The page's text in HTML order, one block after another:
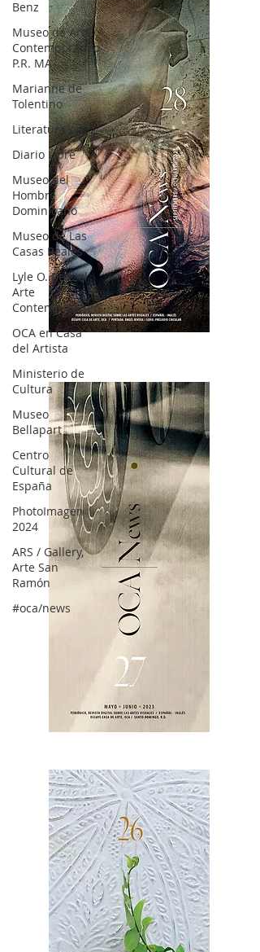
Benz
Museo de Arte
Contemporáneo
P.R. MA
Marianne de
Tolentino
Literatura
Diario Libre
Museo del
Hombre
Dominicano
Museo de Las
Casas Reales
Lyle O. Reitzel
Arte
Contemporáneo
OCA en Casa
del Artista
Ministerio de
Cultura
Museo
Bellapart
Centro
Cultural de
España
PhotoImagen
2024
ARS / Gallery,
Arte San
Ramón
#oca/news
OCA|News 28 / Julio-Agosto-Septiembre, 2023